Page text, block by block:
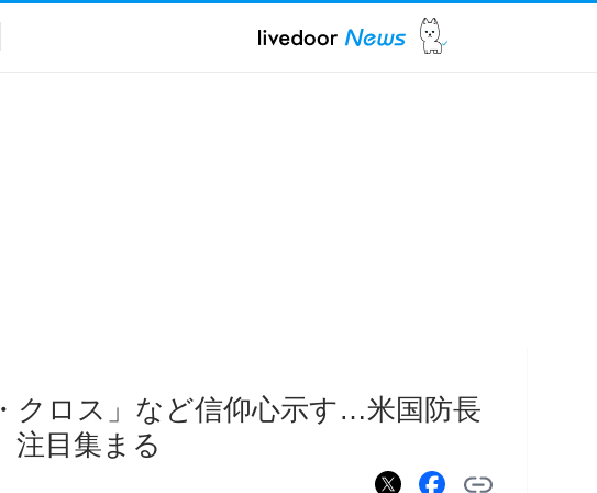
クロス」など信仰心示す…米国防長
注目集まる